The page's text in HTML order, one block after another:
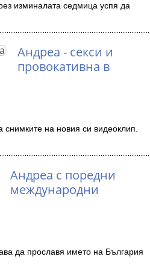
изминалата седмица успя да
Андреа - секси и
провокативна в
на новия си видеоклип.
Андреа с поредни
международни
да прославя името на България